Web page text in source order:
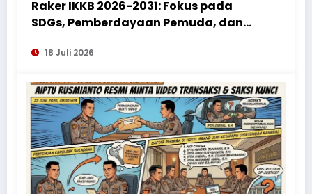
Raker IKKB 2026-2031: Fokus pada
SDGs, Pemberdayaan Pemuda, dan
Penguatan Bantuan Hukum bagi
Perantau Kalbar
18 Juli 2026